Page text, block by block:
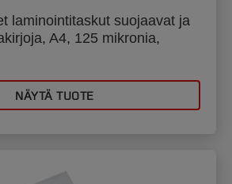
laminointitaskut suojaavat ja
A4, 125 mikronia,
NÄYTÄ TUOTE